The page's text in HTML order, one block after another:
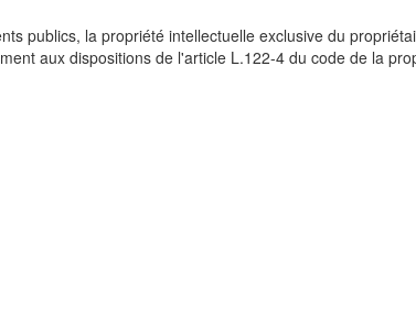
publics, la propriété intellectuelle exclusive du
aux dispositions de l'article L.122-4 du code de la